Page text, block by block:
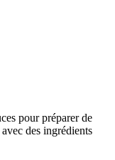
pour préparer de
des ingrédients